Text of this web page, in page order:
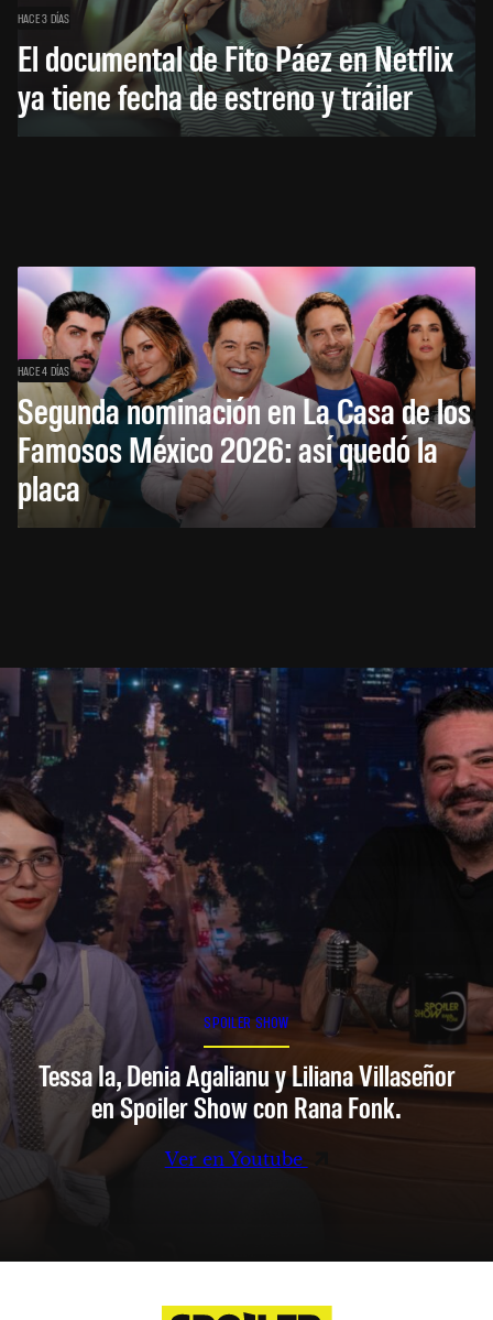
HACE 3 DÍAS
El documental de Fito Páez en Netflix
ya tiene fecha de estreno y tráiler
HACE 4 DÍAS
Segunda nominación en La Casa de los
Famosos México 2026: así quedó la
placa
SPOILER SHOW
Tessa Ia, Denia Agalianu y Liliana Villaseñor
en Spoiler Show con Rana Fonk.
Ver en Youtube